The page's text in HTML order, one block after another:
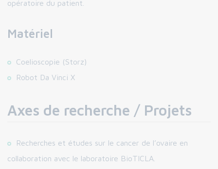
opératoire du patient.
Matériel
Coelioscopie (Storz)
Robot Da Vinci X
Axes de recherche / Projets
Recherches et études sur le cancer de l’ovaire en
collaboration avec le laboratoire BioTICLA.